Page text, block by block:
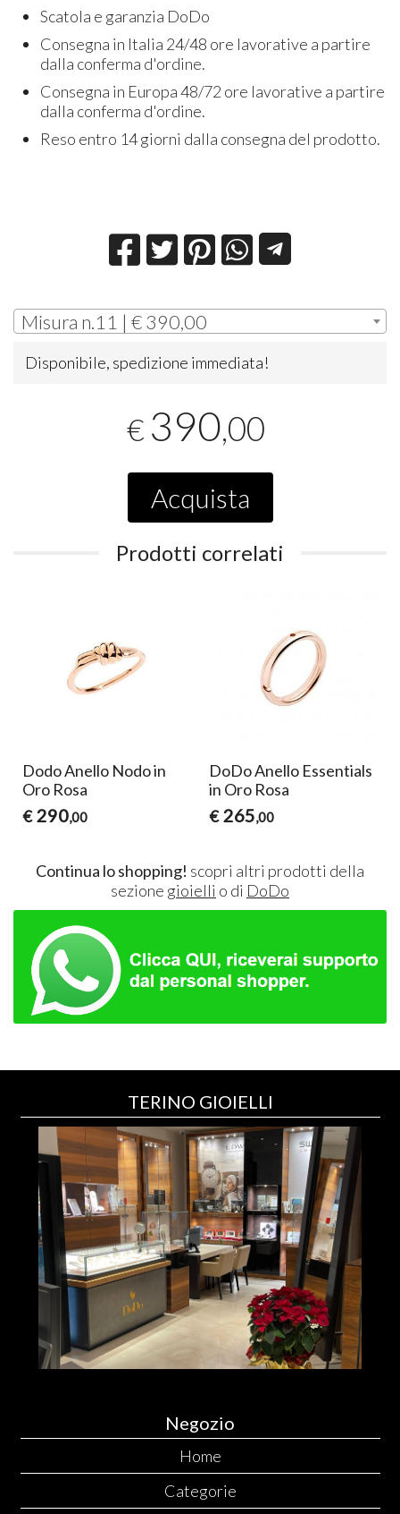
Scatola e garanzia DoDo
Consegna in Italia 24/48 ore lavorative a partire
dalla conferma d'ordine.
Consegna in Europa 48/72 ore lavorative a partire
dalla conferma d'ordine.
Reso entro 14 giorni dalla consegna del prodotto.
Misura n.11 | € 390,00
Disponibile, spedizione immediata!
€ 390,00
Acquista
Prodotti correlati
Dodo Anello Nodo in
Oro Rosa
€ 290,00
DoDo Anello Essentials
in Oro Rosa
€ 265,00
Continua lo shopping! scopri altri prodotti della
sezione gioielli o di DoDo
TERINO GIOIELLI
Negozio
Home
Categorie